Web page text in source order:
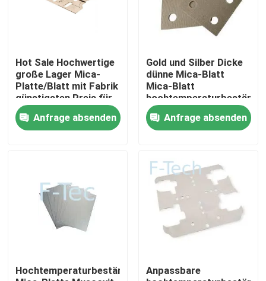
Über uns
Werksbesichtigung
Kontakt mit uns
Rechtssachen
Hot Sale Hochwertige
große Lager Mica-
Platte/Blatt mit Fabrik
günstigsten Preis für
EV-Batterie-Pack
BMSAnfrage absenden
Gold und Silber Dicke
dünne Mica-Blatt
Mica-Blatt
hochtemperaturbeständig
Mikrowellenherd Mica-
BlattAnfrage absenden
Hochtemperaturbeständige
Anpassbare